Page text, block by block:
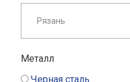
Металл
Черная сталь